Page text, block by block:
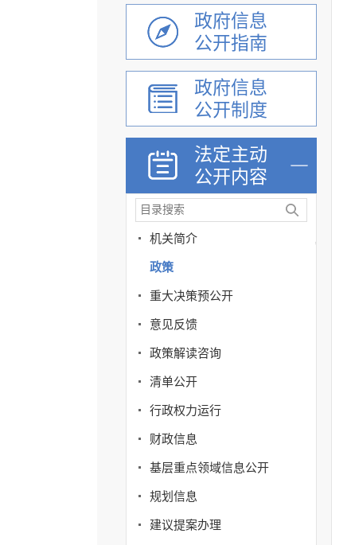
政府信息
公开指南
政府信息
公开制度
法定主动
公开内容
机关简介
政策
重大决策预公开
意见反馈
政策解读咨询
清单公开
行政权力运行
财政信息
基层重点领域信息公开
规划信息
建议提案办理